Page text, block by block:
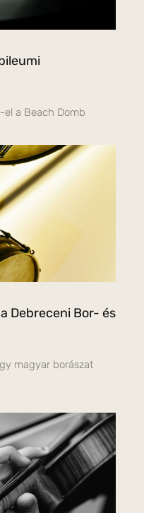
el a Beach Domb
Debreceni Bor- és
magyar borászat